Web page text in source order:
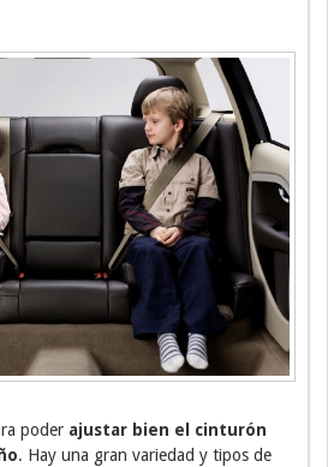
poder ajustar bien el cinturón
. Hay una gran variedad y tipos de